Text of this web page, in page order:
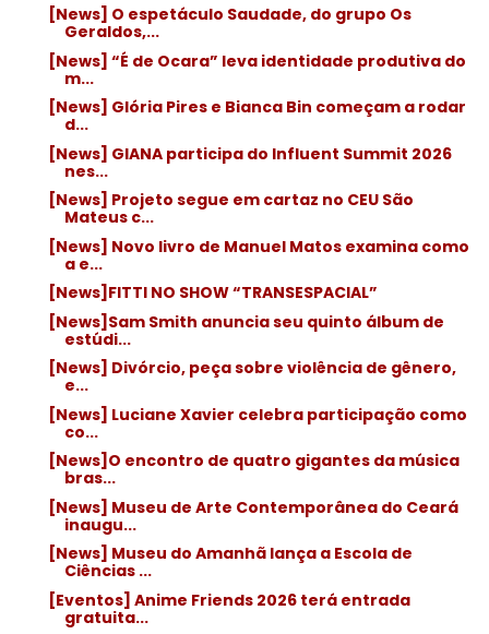
[News] O espetáculo Saudade, do grupo Os
Geraldos,...
[News] “É de Ocara” leva identidade produtiva do
m...
[News] Glória Pires e Bianca Bin começam a rodar
d...
[News] GIANA participa do Influent Summit 2026
nes...
[News] Projeto segue em cartaz no CEU São
Mateus c...
[News] Novo livro de Manuel Matos examina como
a e...
[News]FITTI NO SHOW “TRANSESPACIAL”
[News]Sam Smith anuncia seu quinto álbum de
estúdi...
[News] Divórcio, peça sobre violência de gênero,
e...
[News] Luciane Xavier celebra participação como
co...
[News]O encontro de quatro gigantes da música
bras...
[News] Museu de Arte Contemporânea do Ceará
inaugu...
[News] Museu do Amanhã lança a Escola de
Ciências ...
[Eventos] Anime Friends 2026 terá entrada
gratuita...